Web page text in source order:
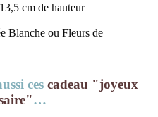
cm de hauteur
Blanche ou Fleurs de
ces cadeau "joyeux
…